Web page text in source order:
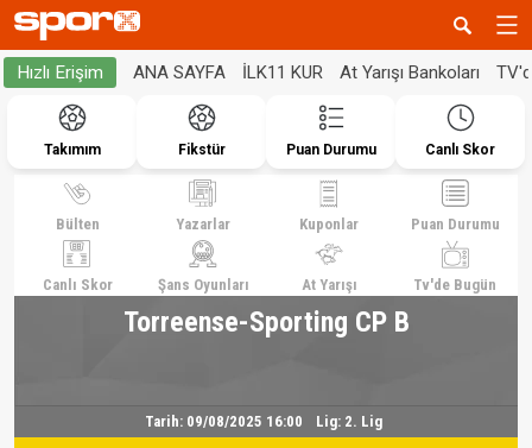
Hızlı Erişim ANA SAYFA İLK11 KUR At Yarışı Bankoları
Takımım Fikstür Puan Durumu Canlı Skor
Bülten Yazarlar Kuponlar Puan Durumu
Canlı Skor Şans Oyunları At Yarışı Tv'de Bugün
Torreense-Sporting CP B
Tarih: 09/08/2025 16:00 Lig: 2. Lig